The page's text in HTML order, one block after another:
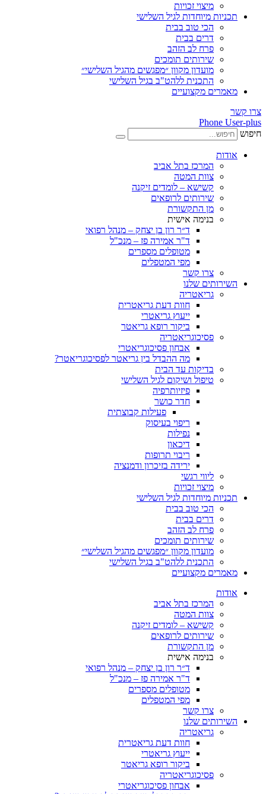
מיצוי זכויות
מיוחדות לגיל השלישי
הכי טוב בבית
דרים בבית
פרח לב הזהב
שירותים תומכים
מועדון מקוון ״מפגשים מהגיל השלישי״
התכנית ללהט"ב בגיל השלישי
מקצועיים
Phone
המרכז בתל אביב
צוות המטה
קשישא – לומדים זיקנה
שירותים לרופאים
מן התקשורת
בנימה אישית
ד״ר רון בן יצחק – מנהל רפואי
ד"ר אמירה פז – מנכ"ל
מטופלים מספרים
מפי המטפלים
שלנו
גריאטריה
חוות דעת גריאטרית
ייעוץ גריאטרי
ביקור רופא גריאטר
פסיכוגריאטריה
אבחון פסיכוגריאטרי
מה ההבדל בין גריאטר לפסיכוגריאטר?
בדיקות עד הבית
טיפול ושיקום לגיל השלישי
פיזיותרפיה
חדר כושר
פעילות קבוצתית
ריפוי בעיסוק
ריבוי תרופות
ירידה בזיכרון ודמנציה
מיצוי זכויות
מיוחדות לגיל השלישי
הכי טוב בבית
דרים בבית
פרח לב הזהב
שירותים תומכים
מועדון מקוון ״מפגשים מהגיל השלישי״
התכנית ללהט"ב בגיל השלישי
מקצועיים
המרכז בתל אביב
צוות המטה
קשישא – לומדים זיקנה
שירותים לרופאים
מן התקשורת
בנימה אישית
ד״ר רון בן יצחק – מנהל רפואי
ד"ר אמירה פז – מנכ"ל
מטופלים מספרים
מפי המטפלים
שלנו
גריאטריה
חוות דעת גריאטרית
ייעוץ גריאטרי
ביקור רופא גריאטר
פסיכוגריאטריה
אבחון פסיכוגריאטרי